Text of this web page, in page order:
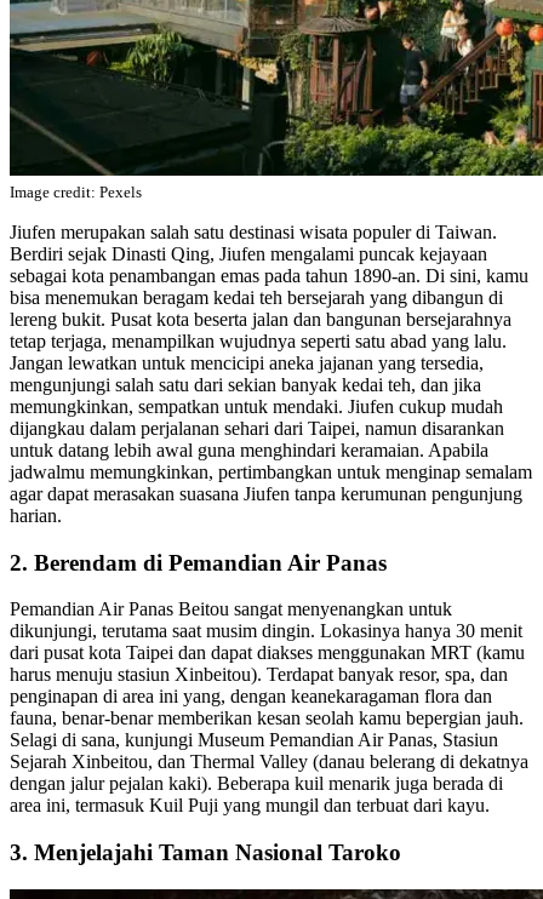
Image credit: Pexels
Jiufen merupakan salah satu destinasi wisata populer di Taiwan.
Berdiri sejak Dinasti Qing, Jiufen mengalami puncak kejayaan
sebagai kota penambangan emas pada tahun 1890-an. Di sini, kamu
bisa menemukan beragam kedai teh bersejarah yang dibangun di
lereng bukit. Pusat kota beserta jalan dan bangunan bersejarahnya
tetap terjaga, menampilkan wujudnya seperti satu abad yang lalu.
Jangan lewatkan untuk mencicipi aneka jajanan yang tersedia,
mengunjungi salah satu dari sekian banyak kedai teh, dan jika
memungkinkan, sempatkan untuk mendaki. Jiufen cukup mudah
dijangkau dalam perjalanan sehari dari Taipei, namun disarankan
untuk datang lebih awal guna menghindari keramaian. Apabila
jadwalmu memungkinkan, pertimbangkan untuk menginap semalam
agar dapat merasakan suasana Jiufen tanpa kerumunan pengunjung
harian.
2. Berendam di Pemandian Air Panas
Pemandian Air Panas Beitou sangat menyenangkan untuk
dikunjungi, terutama saat musim dingin. Lokasinya hanya 30 menit
dari pusat kota Taipei dan dapat diakses menggunakan MRT (kamu
harus menuju stasiun Xinbeitou). Terdapat banyak resor, spa, dan
penginapan di area ini yang, dengan keanekaragaman flora dan
fauna, benar-benar memberikan kesan seolah kamu bepergian jauh.
Selagi di sana, kunjungi Museum Pemandian Air Panas, Stasiun
Sejarah Xinbeitou, dan Thermal Valley (danau belerang di dekatnya
dengan jalur pejalan kaki). Beberapa kuil menarik juga berada di
area ini, termasuk Kuil Puji yang mungil dan terbuat dari kayu.
3. Menjelajahi Taman Nasional Taroko